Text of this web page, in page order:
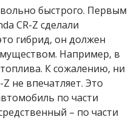
быстрого. Первым
CR-Z сделали
гибрид, он должен
Например, в
К сожалению, ни
не впечатляет. Это
по части
– по части